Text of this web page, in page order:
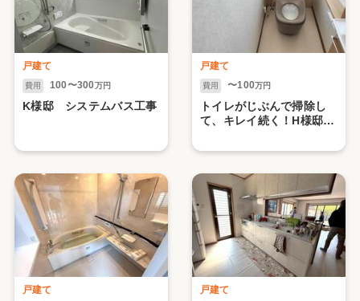
戸建て
費用 100〜300万円
K様邸 システムバス工事
戸建て
費用 〜100万円
トイレがじぶんで掃除し
て、キレイ続く！H様邸
戸建て 戸建て